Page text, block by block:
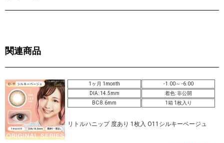
関連商品
1ヶ月 1month
-1.00～ -6.00
DIA: 14.5mm
着色: 非公開
BC 8.6mm
1箱 1枚入り
リトルハニップ 度あり 1枚入 O11シルキーベージュ